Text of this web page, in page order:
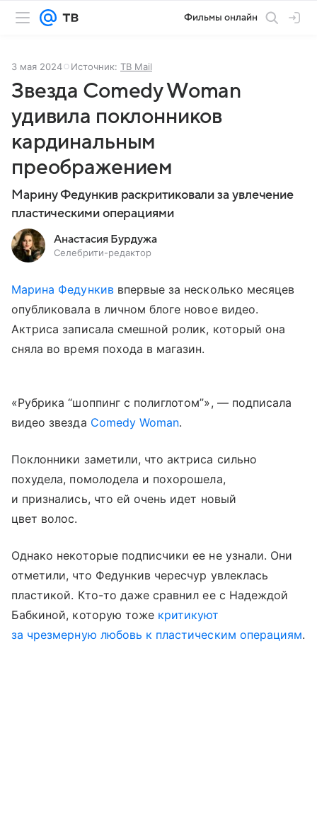
Фильмы онлайн
3 мая 2024 Источник: ТВ Mail
Звезда Comedy Woman
удивила поклонников
кардинальным
преображением
Марину Федункив раскритиковали за увлечение
пластическими операциями
Анастасия Бурдужа
Селебрити-редактор
Марина Федункиввпервые за несколько месяцев
опубликовала в личном блоге новое видео.
Актриса записала смешной ролик, который она
сняла во время похода в магазин.
«Рубрика “шоппинг с полиглотом”», — подписала
видео звезда Comedy Woman.
Поклонники заметили, что актриса сильно
похудела, помолодела и похорошела,
и признались, что ей очень идет новый
цвет волос.
Однако некоторые подписчики ее не узнали. Они
отметили, что Федункив чересчур увлеклась
пластикой. Кто-то даже сравнил ее с Надеждой
Бабкиной, которую тоже критикуют
за чрезмерную любовь к пластическим операциям.